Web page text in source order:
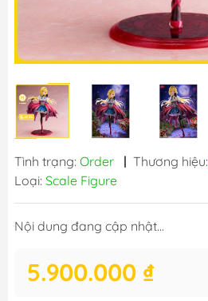
Tình trạng: Order | Thương hiệu:
Loại: Scale Figure
Nội dung đang cập nhật...
5.900.000 ₫